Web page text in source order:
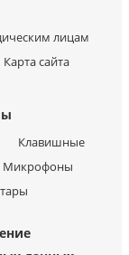
лицам
Карта сайта
Клавишные
Микрофоны